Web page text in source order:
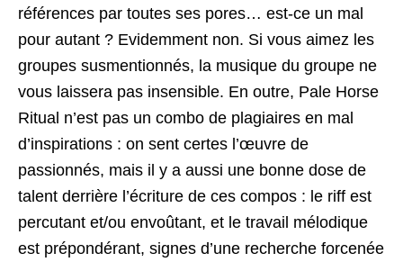
références par toutes ses pores… est-ce un mal
pour autant ? Evidemment non. Si vous aimez les
groupes susmentionnés, la musique du groupe ne
vous laissera pas insensible. En outre, Pale Horse
Ritual n’est pas un combo de plagiaires en mal
d’inspirations : on sent certes l’œuvre de
passionnés, mais il y a aussi une bonne dose de
talent derrière l’écriture de ces compos : le riff est
percutant et/ou envoûtant, et le travail mélodique
est prépondérant, signes d’une recherche forcenée